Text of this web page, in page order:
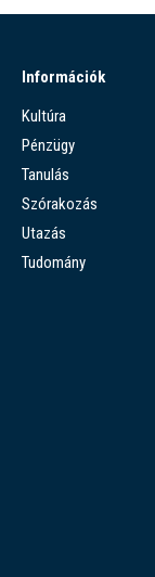
Információk
Kultúra
Pénzügy
Tanulás
Szórakozás
Utazás
Tudomány